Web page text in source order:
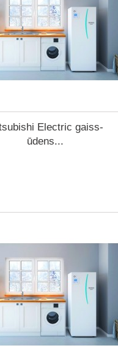
Electric gaiss-
ūdens...